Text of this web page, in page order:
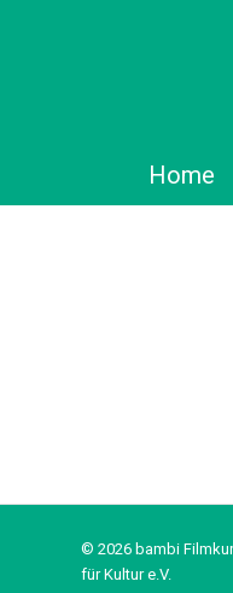
Home
© 2026 bambi
für Kultur e.V.